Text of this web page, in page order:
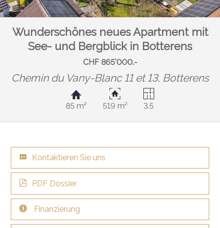
Wunderschönes neues Apartment mit
See- und Bergblick in Botterens
CHF 865'000.-
Chemin du Vany-Blanc 11 et 13, Botterens
85 m² 519 m² 3.5
Kontaktieren Sie uns
PDF Dossier
Finanzierung